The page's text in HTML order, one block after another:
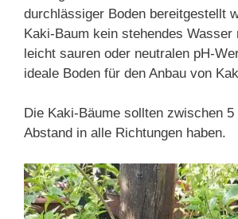
durchlässiger Boden bereitgestellt
Kaki-Baum kein stehendes Wasser
leicht sauren oder neutralen pH-
ideale Boden für den Anbau von
Die Kaki-Bäume sollten zwischen
Abstand in alle Richtungen haben.